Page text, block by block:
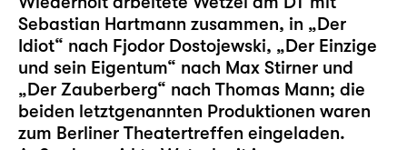
Sebastian Hartmann zusammen, in „Der
Idiot“ nach Fjodor Dostojewski, „Der Einzige
und sein Eigentum“ nach Max Stirner und
„Der Zauberberg“ nach Thomas Mann; die
beiden letztgenannten Produktionen waren
zum Berliner Theatertreffen eingeladen.